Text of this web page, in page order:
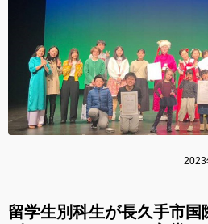
2023
留学生別科生が長久手市国